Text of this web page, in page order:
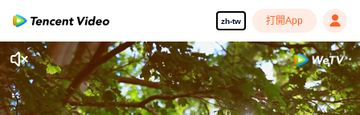
zh-tw 打開App